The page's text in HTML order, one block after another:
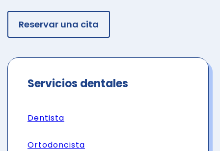
Reservar una cita
Servicios dentales
Dentista
Ortodoncista